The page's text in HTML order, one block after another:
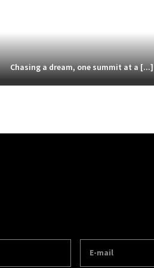
Chasing a dream, one summit at a [...]